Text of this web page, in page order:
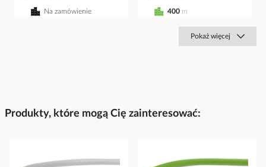
Na zamówienie 400 m
Pokaż więcej
Produkty, które mogą Cię zainteresować: